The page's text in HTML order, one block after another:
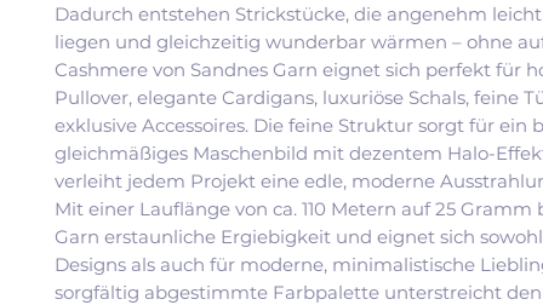
Dadurch entstehen Strickstücke, die angenehm
liegen und gleichzeitig wunderbar wärmen – ohne
Cashmere von Sandnes Garn eignet sich perfekt für
Pullover, elegante Cardigans, luxuriöse Schals, feine
exklusive Accessoires. Die feine Struktur sorgt für ein
gleichmäßiges Maschenbild mit dezentem Halo-
verleiht jedem Projekt eine edle, moderne
Mit einer Lauflänge von ca. 110 Metern auf 25 Gramm
Garn erstaunliche Ergiebigkeit und eignet sich
Designs als auch für moderne, minimalistische
sorgfältig abgestimmte Farbpalette unterstreicht